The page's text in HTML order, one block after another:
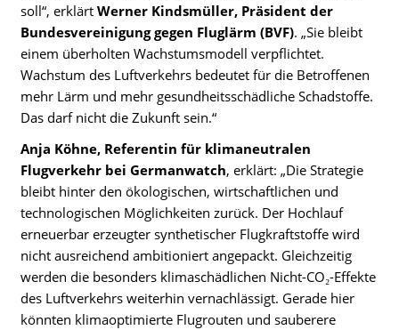
soll“, erklärt Werner Kindsmüller, Präsident der
Bundesvereinigung gegen Fluglärm (BVF). „Sie bleibt
einem überholten Wachstumsmodell verpflichtet.
Wachstum des Luftverkehrs bedeutet für die Betroffenen
mehr Lärm und mehr gesundheitsschädliche Schadstoffe.
Das darf nicht die Zukunft sein.“
Anja Köhne, Referentin für klimaneutralen
Flugverkehr bei Germanwatch, erklärt: „Die Strategie
bleibt hinter den ökologischen, wirtschaftlichen und
technologischen Möglichkeiten zurück. Der Hochlauf
erneuerbar erzeugter synthetischer Flugkraftstoffe wird
nicht ausreichend ambitioniert angepackt. Gleichzeitig
werden die besonders klimaschädlichen Nicht-CO₂-Effekte
des Luftverkehrs weiterhin vernachlässigt. Gerade hier
könnten klimaoptimierte Flugrouten und sauberere